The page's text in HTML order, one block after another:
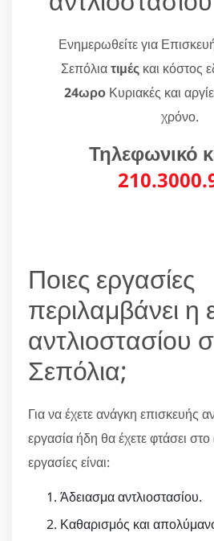
Ενημερωθείτε για
Σεπόλιατιμέςκαι κόστος
24ωροΚυριακές και
χρόνο.
Τηλεφωνικό
Ποιες εργασίες
περιλαμβάνει η
αντλιοστασίου
Σεπόλια;
Για να έχετε ανάγκη επισκευής
εργασία ήδη θα έχετε φτάσει
εργασίες είναι:
Άδειασμα αντλιοστασίου.
Καθαρισμός και